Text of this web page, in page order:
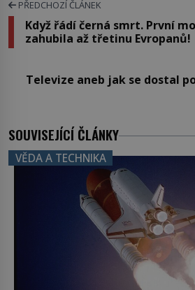
PŘEDCHOZÍ ČLÁNEK
Když řádí černá smrt. První
zahubila až třetinu Evropanů!
Televize aneb jak se dostal
SOUVISEJÍCÍ ČLÁNKY
VĚDA A TECHNIKA